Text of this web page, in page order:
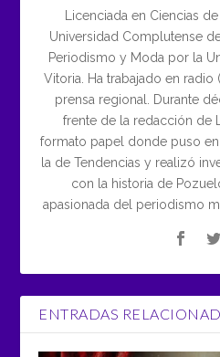
Licenciada en Ciencias
Universidad Complutense
Periodismo y Moda por la
Vitoria. Ha trabajado en radio
prensa regional. Durante
frente de la redacción de
formato papel donde puso
la de Tendencias y realizó
con la historia de
apasionada del periodismo
ENTRADAS